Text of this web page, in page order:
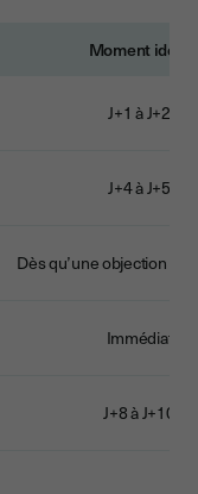
Moment idéal
J+1 à J+2
J+4 à J+5
Dès qu’une objection
Immédiat
J+8 à J+10